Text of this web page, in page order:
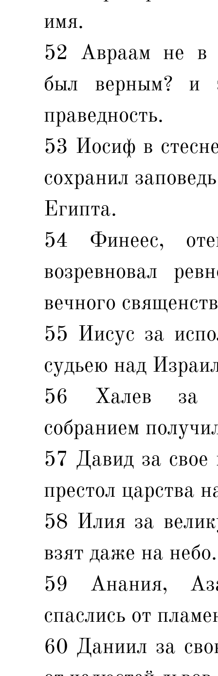
имя.
52 Авраам не в
был верным? и
праведность.
53 Иосиф в
сохранил
Египта.
54 Финеес,
возревновал
вечного
55 Иисус за
судьею над
56 Халев за
собранием
57 Давид за свое
престол царства
58 Илия за
взят даже на небо.
59 Анания,
спаслись от
60 Даниил за